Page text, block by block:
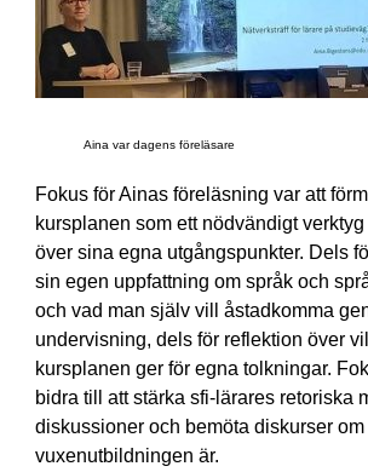
Aina var dagens föreläsare
Fokus för Ainas föreläsning var att
kursplanen som ett nödvändigt
över sina egna utgångspunkter. Dels
sin egen uppfattning om språk och
och vad man själv vill åstadkomma
undervisning, dels för reflektion över
kursplanen ger för egna tolkningar.
bidra till att stärka sfi-lärares retoriska
diskussioner och bemöta diskurser
vuxenutbildningen är.